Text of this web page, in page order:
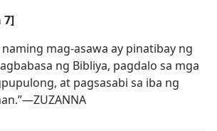
7]
naming mag-asawa ay pinatibay ng
ng Bibliya, pagdalo sa mga
at pagsasabi sa iba ng